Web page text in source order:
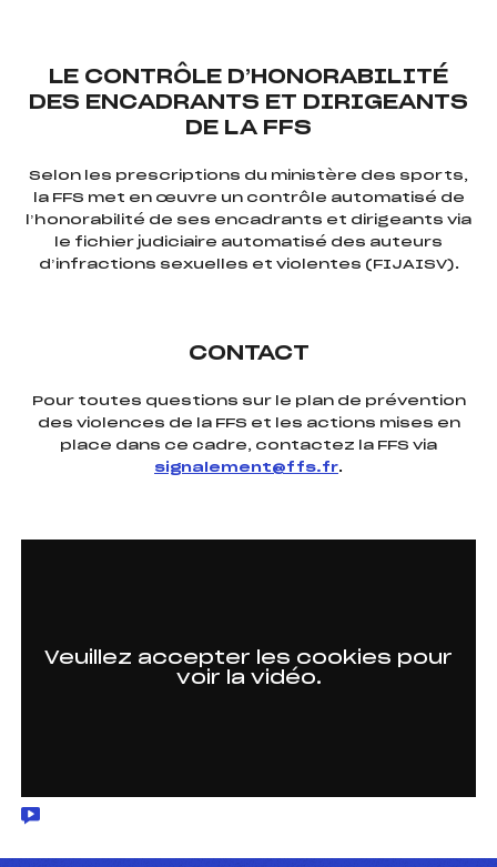
LE CONTRÔLE D’HONORABILITÉ
DES ENCADRANTS ET DIRIGEANTS
DE LA FFS
Selon les prescriptions du ministère des sports,
la FFS met en œuvre un contrôle automatisé de
l’honorabilité de ses encadrants et dirigeants via
le fichier judiciaire automatisé des auteurs
d’infractions sexuelles et violentes (FIJAISV).
CONTACT
Pour toutes questions sur le plan de prévention
des violences de la FFS et les actions mises en
place dans ce cadre, contactez la FFS via
signalement@ffs.fr.